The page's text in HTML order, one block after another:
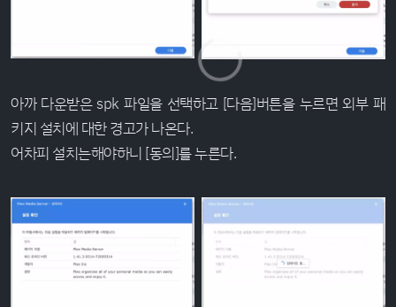
아까 다운받은 spk 파일을 선택하고 [다음]버튼을 누르면 외부 패
키지 설치에 대한 경고가 나온다.
어차피 설치는해야하니 [동의]를 누른다.